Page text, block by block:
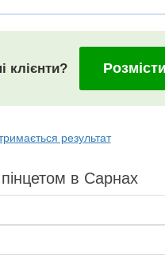
клієнти?
результат
пінцетом в Сарнах